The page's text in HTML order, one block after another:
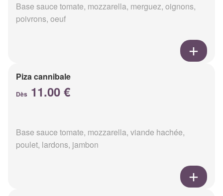
Base sauce tomate, mozzarella, merguez, oignons,
poivrons, oeuf
Piza cannibale
Dès 11.00 €
Base sauce tomate, mozzarella, viande hachée,
poulet, lardons, jambon